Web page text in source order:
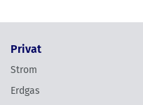
Privat
Strom
Erdgas